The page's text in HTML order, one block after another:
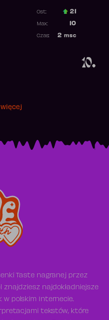
10.
Ost.: 21
10
Max:
2 msc
Czas:
Taste nagranej przez
znajdziesz najdokładniejsze
w polskim Internecie.
tekstów, które